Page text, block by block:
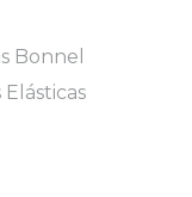
Bonnel
Elásticas